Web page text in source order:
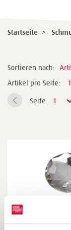
Startseite >
Sortieren nach:
Artikel pro Seite:
Seite 1